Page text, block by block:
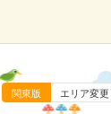
関東版 エリア変更